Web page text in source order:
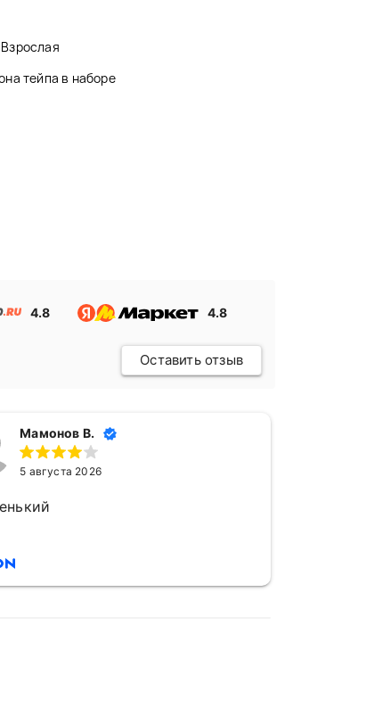
Взрослая
тейпа в наборе
4.8 4.8
Оставить отзыв
Мамонов В.
5 августа 2026